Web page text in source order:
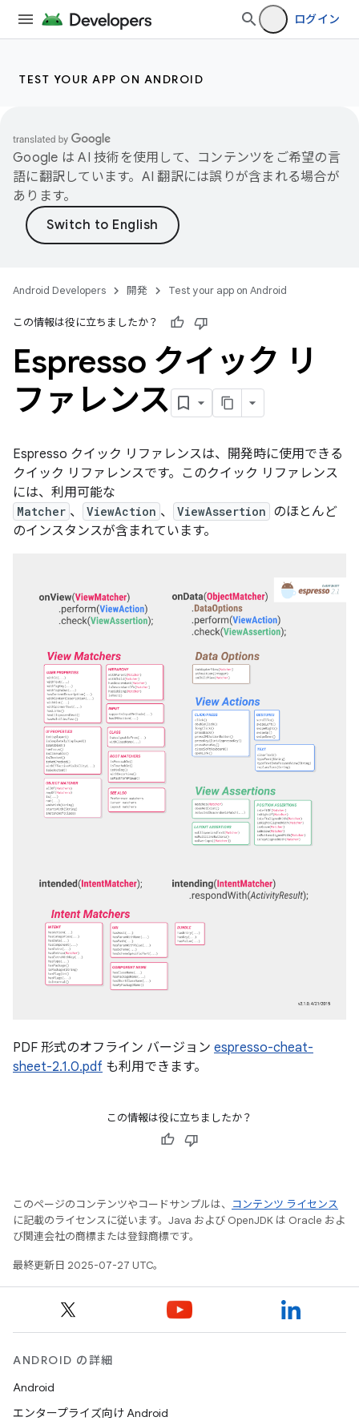
ログイン
TEST YOUR APP ON ANDROID
Google は AI 技術を使用して、コンテンツをご希望の言
語に翻訳しています。AI 翻訳には誤りが含まれる場合が
あります。
Android Developers 開発 Test your app on Android
この情報は役に立ちましたか？
Espresso クイック リ
ファレンス
Espresso クイック リファレンスは、開発時に使用できる
クイック リファレンスです。このクイック リファレンス
には、利用可能な
Matcher 、 ViewAction 、 ViewAssertion のほとんど
のインスタンスが含まれています。
PDF 形式のオフライン バージョン espresso-cheat-
sheet-2.1.0.pdf も利用できます。
この情報は役に立ちましたか？
このページのコンテンツやコードサンプルは、
コンテンツ ライセンス
に記載のライセンスに従います。Java および OpenJDK は Oracle およ
び関連会社の商標または登録商標です。
最終更新日 2025-07-27 UTC。
ANDROID の詳細
Android
エンタープライズ向け Android